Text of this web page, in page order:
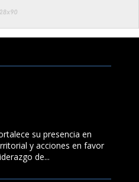
su presencia en
y acciones en favor
de...